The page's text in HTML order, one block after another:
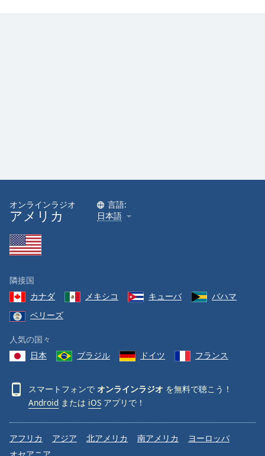
オンラインラジオ
アメリカ
言語:
日本語
隣接国
カナダ
メキシコ キューバ
バハマ
ベリーズ
人気の国々
日本
ブラジル ドイツ フランス
スマートフォンで オンラインラジオ を無料で聴こう！
Android または iOS アプリで！
アフリカ アジア 北アメリカ 南アメリカ
ヨーロッパ